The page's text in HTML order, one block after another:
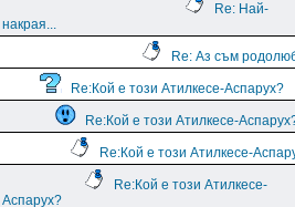
Re: Най-
накрая...
Re: Аз съм
Re:Кой е този Атилкесе-Аспарух?
Re:Кой е този Атилкесе-
Re:Кой е този Атилкесе-
Re:Кой е този Атилкесе-
Аспарух?